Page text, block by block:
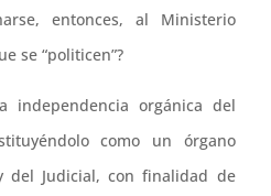
entonces, al Ministerio
se “politicen”?
orgánica del
como un órgano
del Judicial, con finalidad de